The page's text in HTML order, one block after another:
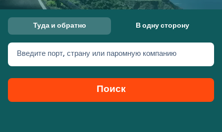
Предлагает
Паромные билеты
Туда и обратно В одну сторону
Введите порт, страну или паромную компанию
Поиск